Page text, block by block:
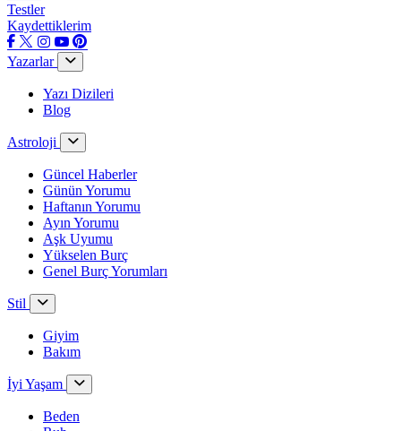
Testler
Kaydettiklerim
Yazarlar
Yazı Dizileri
Blog
Astroloji
Güncel Haberler
Günün Yorumu
Haftanın Yorumu
Ayın Yorumu
Aşk Uyumu
Yükselen Burç
Genel Burç Yorumları
Stil
Giyim
Bakım
İyi Yaşam
Beden